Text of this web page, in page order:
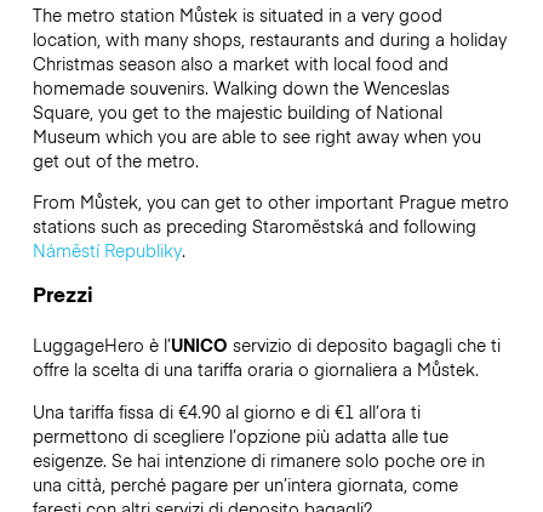
The metro station Můstek is situated in a very good
location, with many shops, restaurants and during a holiday
Christmas season also a market with local food and
homemade souvenirs. Walking down the Wenceslas
Square, you get to the majestic building of National
Museum which you are able to see right away when you
get out of the metro.
From Můstek, you can get to other important Prague metro
stations such as preceding Staroměstská and following
Náměstí Republiky.
Prezzi
LuggageHero è l’UNICO servizio di deposito bagagli che ti
offre la scelta di una tariffa oraria o giornaliera a Můstek.
Una tariffa fissa di €4.90 al giorno e di €1 all’ora ti
permettono di scegliere l’opzione più adatta alle tue
esigenze. Se hai intenzione di rimanere solo poche ore in
una città, perché pagare per un’intera giornata, come